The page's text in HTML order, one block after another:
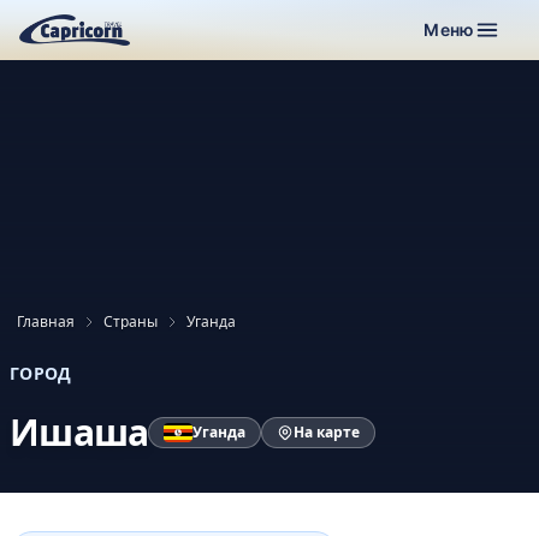
Меню
Главная Страны Уганда
ГОРОД
Ишаша Уганда На карте